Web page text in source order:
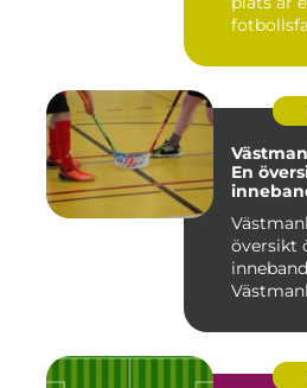
En
översikt
Västmanland